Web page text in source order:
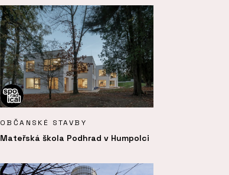
OBČANSKÉ STAVBY
Mateřská škola Podhrad v Humpolci